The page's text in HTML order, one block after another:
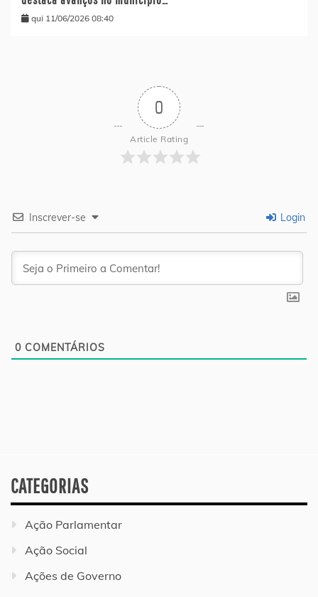
qui 11/06/2026 08:40
0
Article Rating
Inscrever-se Login
0 COMENTÁRIOS
CATEGORIAS
Ação Parlamentar
Ação Social
Ações de Governo